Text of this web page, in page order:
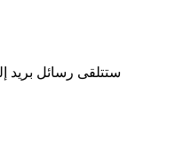
. ستتلقى رسائل بريد